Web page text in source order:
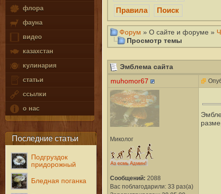
флора
фауна
видео
казахстан
кулинария
статьи
ссылки
о нас
Последние статьи
Подгруздок
придорожный
Бледная поганка
Правила
Поиск
Форум » О сайте и форуме »
Просмотр темы
Эмблема сайта
muhomor67
Миколог
Сообщений: 2088
Вас поблагодарили: 33 раз(а)